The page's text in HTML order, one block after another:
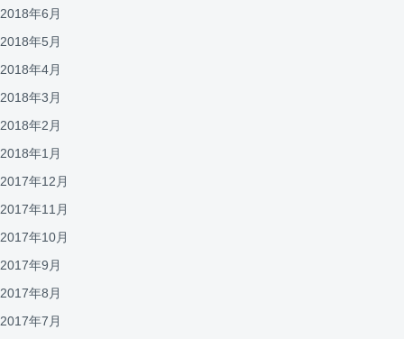
2018年6月
2018年5月
2018年4月
2018年3月
2018年2月
2018年1月
2017年12月
2017年11月
2017年10月
2017年9月
2017年8月
2017年7月